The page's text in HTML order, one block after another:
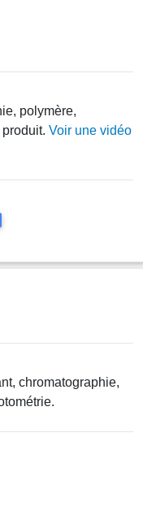
polymère,
Voir une vidéo
chromatographie,